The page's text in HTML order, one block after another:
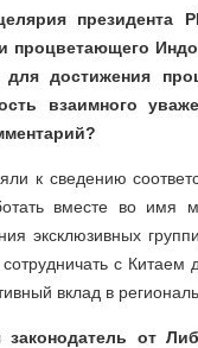
президента
процветающего
достижения
взаимного
к сведению
вместе во имя
эксклюзивных
с Китаем
вклад в
от